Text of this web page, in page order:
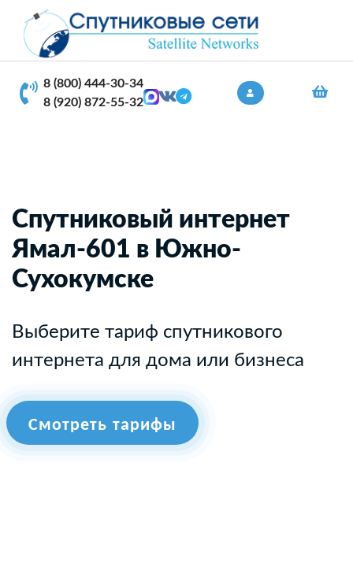
8 (800) 444-30-34
8 (920) 872-55-32
Спутниковый интернет
Ямал-601 в Южно-
Сухокумске
Выберите тариф спутникового
интернета для дома или бизнеса
Смотреть тарифы